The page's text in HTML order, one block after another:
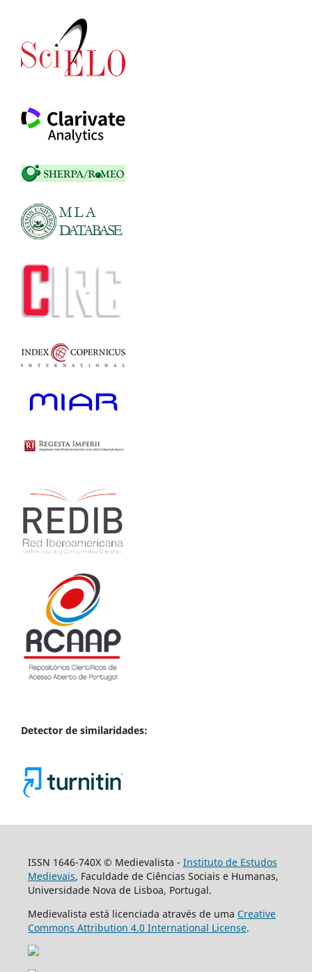
Detector de similaridades:
ISSN 1646-740X © Medievalista - Instituto de Estudos
Medievais, Faculdade de Ciências Sociais e Humanas,
Universidade Nova de Lisboa, Portugal.
Medievalista está licenciada através de uma Creative
Commons Attribution 4.0 International License.